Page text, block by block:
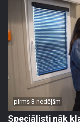
pirms 3 nedēļām
Speciālisti nāk